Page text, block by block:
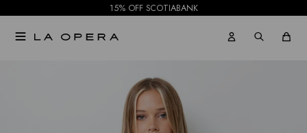
15% OFF SCOTIABANK
